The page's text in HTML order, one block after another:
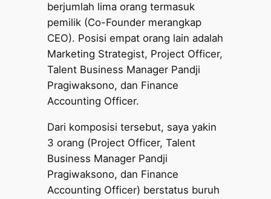
berjumlah lima orang termasuk
pemilik (Co-Founder merangkap
CEO). Posisi empat orang lain adalah
Marketing Strategist, Project Officer,
Talent Business Manager Pandji
Pragiwaksono, dan Finance
Accounting Officer.
Dari komposisi tersebut, saya yakin
3 orang (Project Officer, Talent
Business Manager Pandji
Pragiwaksono, dan Finance
Accounting Officer) berstatus buruh